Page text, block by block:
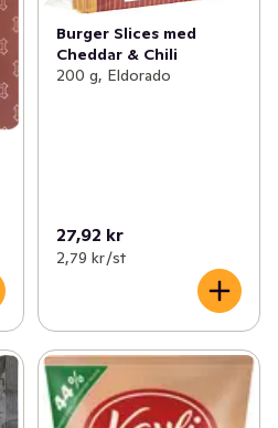
Burger Slices med
Cheddar & Chili
200 g, Eldorado
27,92 kr
2,79 kr /st